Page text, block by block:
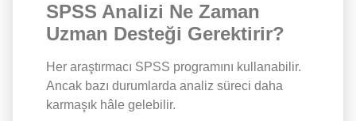
SPSS Analizi Ne Zaman
Uzman Desteği Gerektirir?
Her araştırmacı SPSS programını kullanabilir.
Ancak bazı durumlarda analiz süreci daha
karmaşık hâle gelebilir.